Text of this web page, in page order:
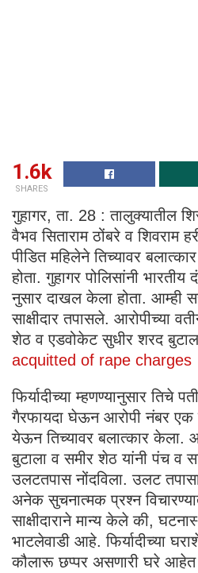
1.6k
SHARES
गुहागर, ता. 28 : तालुक्यातील
वैभव सिताराम ठोंबरे व शिवराम
पीडित महिलेने तिच्यावर
होता. गुहागर पोलिसांनी
नुसार दाखल केला होता. आम्ही
साक्षीदार तपासले. आरोपीच्या
शेठ व एडवोकेट सुधीर शरद
acquitted of rape charges
फिर्यादीच्या म्हणण्यानुसार तिचे
गैरफायदा घेऊन आरोपी नंबर एक
येऊन तिच्यावर बलात्कार केला.
बुटाला व समीर शेठ यांनी पंच व
उलटतपास नोंदविला. उलट
अनेक सुचनात्मक प्रश्न
साक्षीदाराने मान्य केले की,
भाटलेवाडी आहे. फिर्यादीच्या
कौलारू छप्पर असणारी घरे आहेत